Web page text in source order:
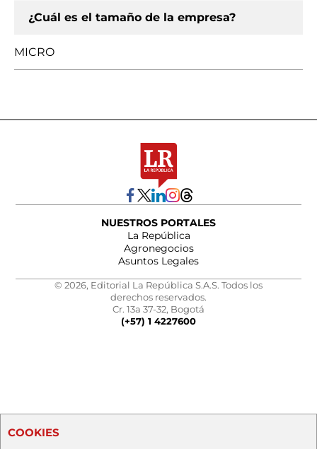
¿Cuál es el tamaño de la empresa?
MICRO
NUESTROS PORTALES
La República
Agronegocios
Asuntos Legales
© 2026, Editorial La República S.A.S. Todos los
derechos reservados.
Cr. 13a 37-32, Bogotá
(+57) 1 4227600
COOKIES